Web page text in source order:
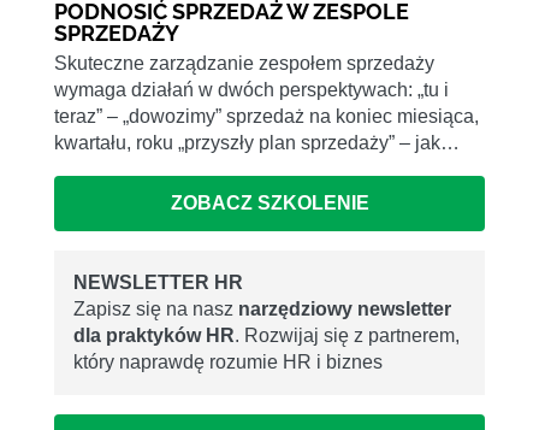
PODNOSIĆ SPRZEDAŻ W ZESPOLE
SPRZEDAŻY
Skuteczne zarządzanie zespołem sprzedaży
wymaga działań w dwóch perspektywach: „tu i
teraz” – „dowozimy” sprzedaż na koniec miesiąca,
kwartału, roku „przyszły plan sprzedaży” – jak…
ZOBACZ SZKOLENIE
NEWSLETTER HR
Zapisz się na nasz narzędziowy newsletter
dla praktyków HR. Rozwijaj się z partnerem,
który naprawdę rozumie HR i biznes